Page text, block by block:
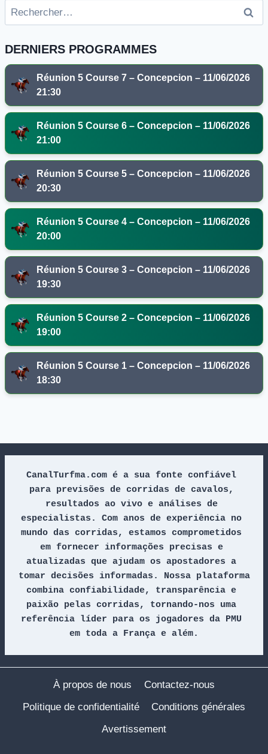
Rechercher :
DERNIERS PROGRAMMES
Réunion 5 Course 7 – Concepcion – 11/06/2026
21:30
Réunion 5 Course 6 – Concepcion – 11/06/2026
21:00
Réunion 5 Course 5 – Concepcion – 11/06/2026
20:30
Réunion 5 Course 4 – Concepcion – 11/06/2026
20:00
Réunion 5 Course 3 – Concepcion – 11/06/2026
19:30
Réunion 5 Course 2 – Concepcion – 11/06/2026
19:00
Réunion 5 Course 1 – Concepcion – 11/06/2026
18:30
CanalTurfma.com é a sua fonte confiável
para previsões de corridas de cavalos,
resultados ao vivo e análises de
especialistas. Com anos de experiência no
mundo das corridas, estamos comprometidos
em fornecer informações precisas e
atualizadas que ajudam os apostadores a
tomar decisões informadas. Nossa plataforma
combina confiabilidade, transparência e
paixão pelas corridas, tornando-nos uma
referência líder para os jogadores da PMU
em toda a França e além.
À propos de nous
Contactez-nous
Politique de confidentialité
Conditions générales
Avertissement